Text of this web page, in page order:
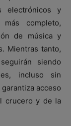
electrónicos y
completo,
de música y
Mientras tanto,
siendo
incluso sin
acceso
crucero y de la